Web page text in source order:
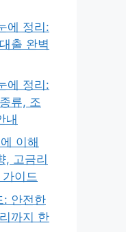
에 정리:
출 완벽
에 정리:
류, 조
내
이해
, 고금리
이드
: 안전한
까지 한